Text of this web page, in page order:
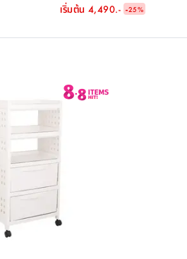
เริ่มต้น 4,490.- -25%